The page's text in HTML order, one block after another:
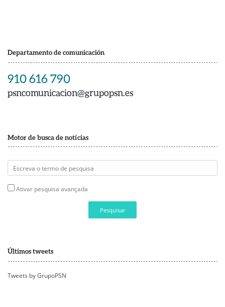
Departamento de comunicación
910 616 790
psncomunicacion@grupopsn.es
Motor de busca de notícias
Ativar pesquisa avançada
Pesquisar
Últimos tweets
Tweets by GrupoPSN